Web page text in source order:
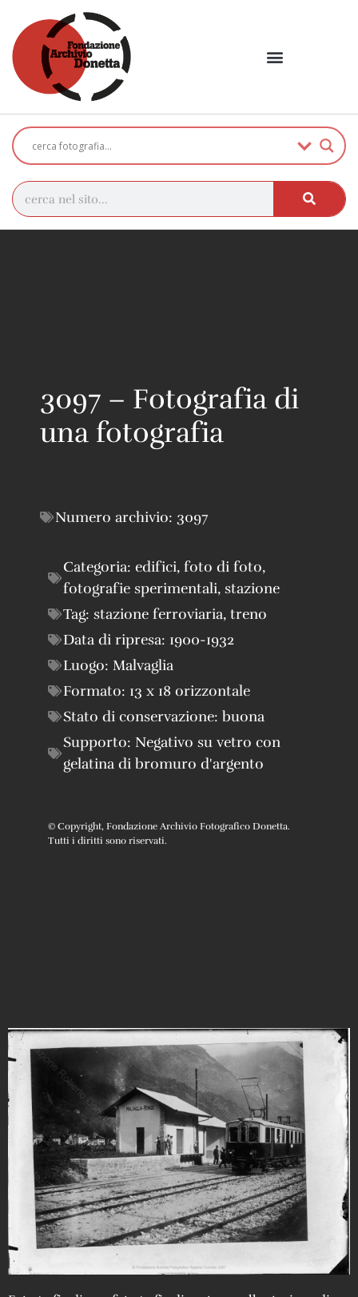
3097 – Fotografia di
una fotografia
Numero archivio: 3097
Categoria: edifici, foto di foto,
fotografie sperimentali, stazione
Tag: stazione ferroviaria, treno
Data di ripresa: 1900-1932
Luogo: Malvaglia
Formato: 13 x 18 orizzontale
Stato di conservazione: buona
Supporto: Negativo su vetro con
gelatina di bromuro d'argento
© Copyright, Fondazione Archivio Fotografico Donetta.
Tutti i diritti sono riservati.